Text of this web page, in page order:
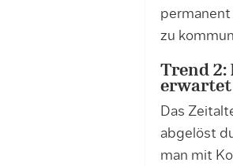
zu
Trend 2:
erwartet
Das
abgelöst
man mit